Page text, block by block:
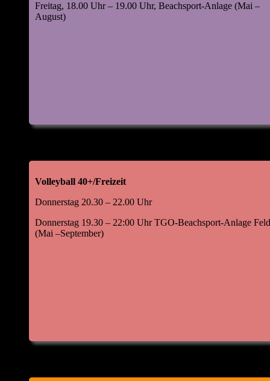
Freitag, 18.00 Uhr – 19.00 Uhr, Beachsport-Anlage (Mai –
August)
Volleyball 40+/Freizeit
Donnerstag 20.30 – 22.00 Uhr
Donnerstag 19.30 – 22:00 Uhr TGO-Beachsport-Anlage
(Mai –September)